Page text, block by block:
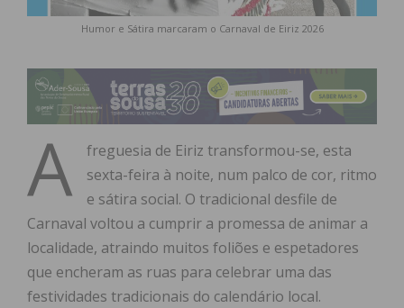
Humor e Sátira marcaram o Carnaval de Eiriz 2026
A
freguesia de Eiriz transformou-se, esta
sexta-feira à noite, num palco de cor, ritmo
e sátira social. O tradicional desfile de
Carnaval voltou a cumprir a promessa de animar a
localidade, atraindo muitos foliões e espetadores
que encheram as ruas para celebrar uma das
festividades tradicionais do calendário local.